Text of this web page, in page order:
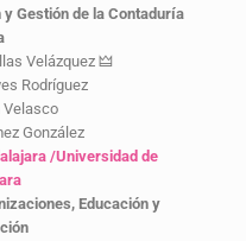
Gestión de la Contaduría
Velázquez 🜲
Rodríguez
Velasco
González
/Universidad de
Educación y